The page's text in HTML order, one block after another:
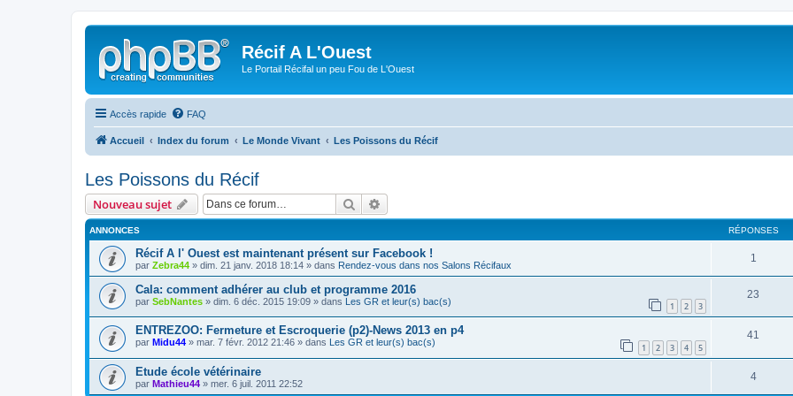
Récif A L'Ouest
Le Portail Récifal un peu Fou de L'Ouest
Accès rapide FAQ
Accueil Index du forum Le Monde Vivant Les Poissons du Récif
Les Poissons du Récif
Nouveau sujet Rechercher
ANNONCES RÉPONSES
Récif A l' Ouest est maintenant présent sur Facebook !
par Zebra44 » dim. 21 janv. 2018 18:14 » dans Rendez-vous dans nos Salons Récifaux
1
Cala: comment adhérer au club et programme 2016
par SebNantes » dim. 6 déc. 2015 19:09 » dans Les GR et leur(s) bac(s) 1 2 3
23
ENTREZOO: Fermeture et Escroquerie (p2)-News 2013 en p4
par Midu44 » mar. 7 févr. 2012 21:46 » dans Les GR et leur(s) bac(s) 1 2 3 4 5
41
Etude école vétérinaire
par Mathieu44 » mer. 6 juil. 2011 22:52
4